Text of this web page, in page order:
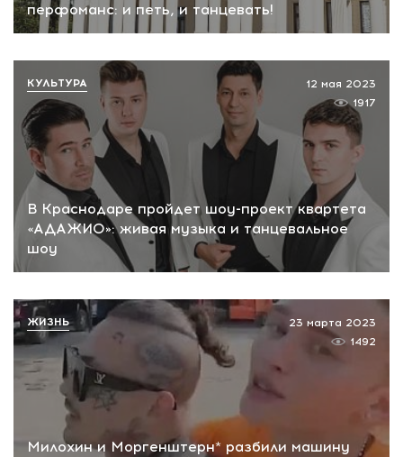
перфоманс: и петь, и танцевать!
В Краснодаре пройдет шоу-проект квартета
«АДАЖИО»: живая музыка и танцевальное
шоу
12 мая 2023
1917
КУЛЬТУРА
Милохин и Моргенштерн* разбили машину
23 марта 2023
1492
ЖИЗНЬ